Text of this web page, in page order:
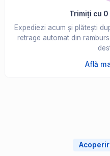
Trimiți cu
Expediezi acum și plătești
retrage automat din
Află